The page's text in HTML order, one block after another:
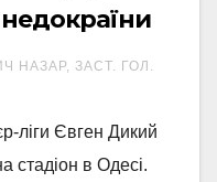
НАЗАР, ЗАСТ. ГОЛ.
ліги Євген Дикий
стадіон в Одесі.